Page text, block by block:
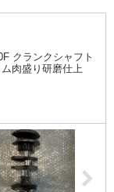
クランクシャフト
肉盛り研磨仕上